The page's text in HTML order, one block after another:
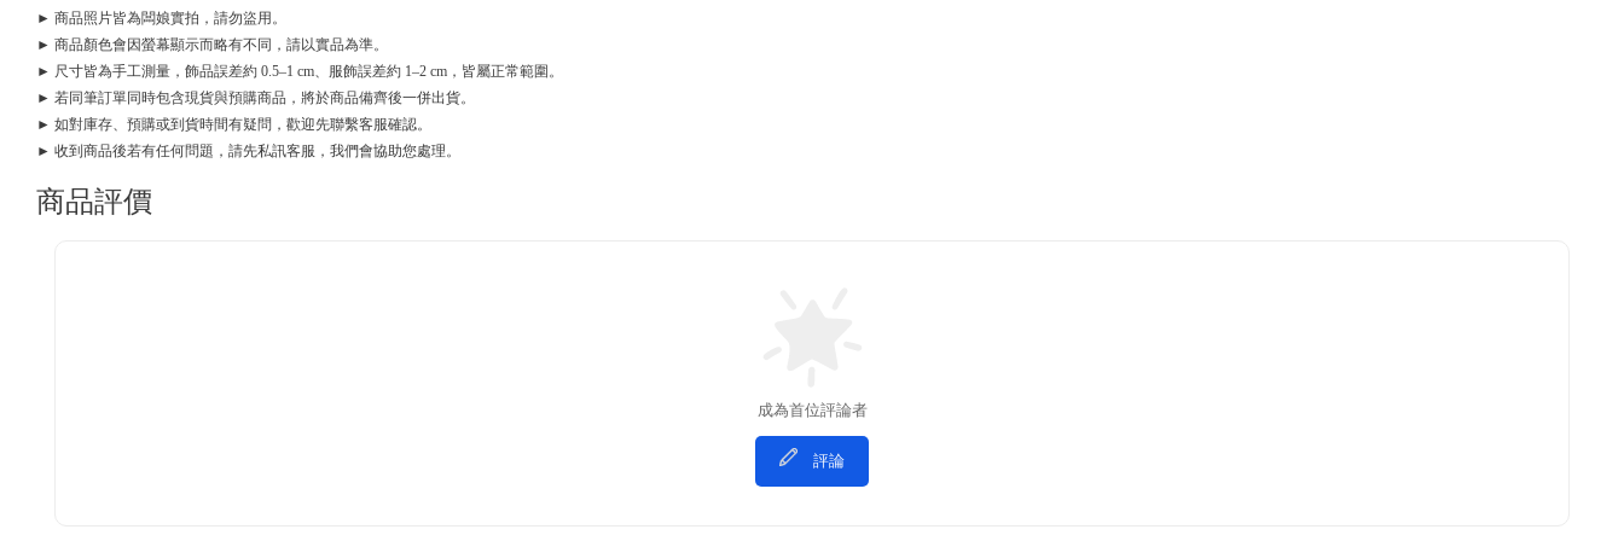
► 商品照片皆為闆娘實拍，請勿盜用。
► 商品顏色會因螢幕顯示而略有不同，請以實品為準。
► 尺寸皆為手工測量，飾品誤差約 0.5–1 cm、服飾誤差約 1–2 cm，皆屬正常範圍。
► 若同筆訂單同時包含現貨與預購商品，將於商品備齊後一併出貨。
► 如對庫存、預購或到貨時間有疑問，歡迎先聯繫客服確認。
► 收到商品後若有任何問題，請先私訊客服，我們會協助您處理。
商品評價
成為首位評論者
評論